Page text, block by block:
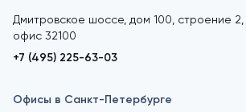
Дмитровское шоссе, дом 100, строение
офис 32100
+7 (495) 225-63-03
Офисы в Санкт-Петербурге